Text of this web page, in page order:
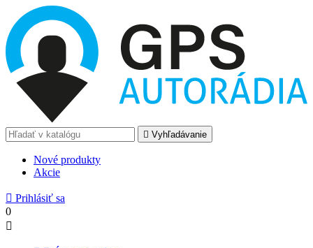
 Vyhľadávanie
Nové produkty
Akcie
 Prihlásiť sa
0
